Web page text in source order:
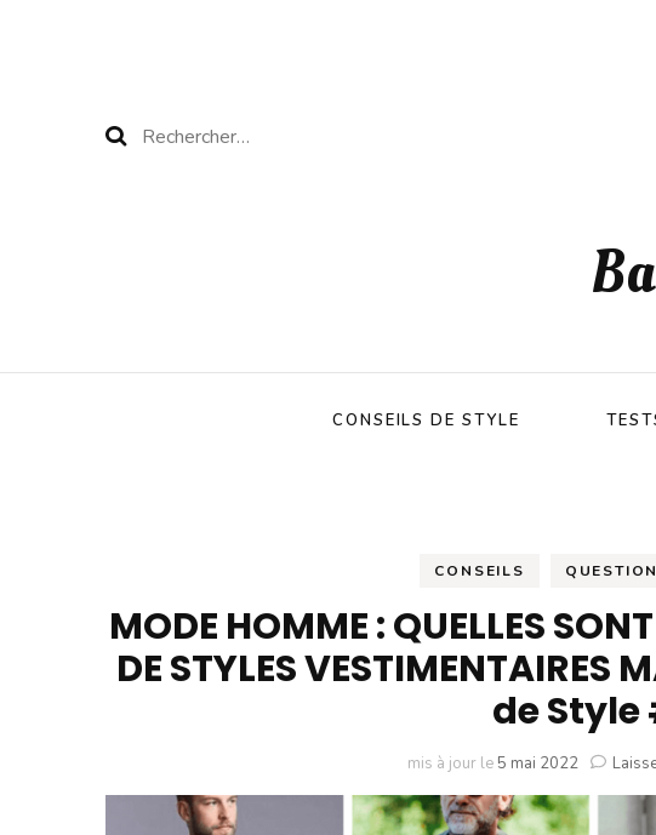
Rechercher :
CONSEILS DE STYLE
Des Montres et des
CONSEILS
MODE HOMME : QUELLES
DE STYLES
de Style
mis à jour le 5 mai 2022